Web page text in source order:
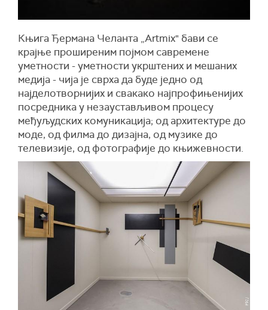
Књига Ђермана Челанта „Artmix" бави се
крајње проширеним појмом савремене
уметности - уметности укрштених и мешаних
медија - чија је сврха да буде једно од
најделотворнијих и свакако најпрофињенијих
посредника у незаустављивом процесу
међуљудских комуникација; од архитектуре до
моде, од филма до дизајна, од музике до
телевизије, од фотографије до књижевности.